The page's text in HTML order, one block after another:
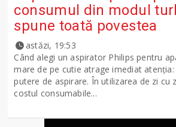
consumul din modul
spune toată povestea
astăzi, 19:53
Când alegi un aspirator Philips pentru
mare de pe cutie atrage imediat
putere de aspirare. În utilizarea de zi cu
costul consumabile...